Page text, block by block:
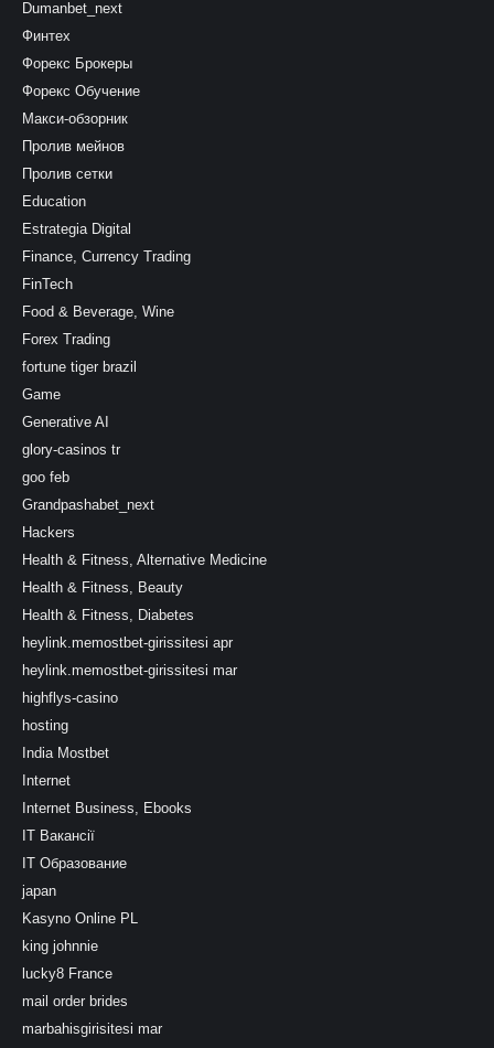
Dumanbet_next
Финтех
Форекс Брокеры
Форекс Обучение
Макси-обзорник
Пролив мейнов
Пролив сетки
Education
Estrategia Digital
Finance, Currency Trading
FinTech
Food & Beverage, Wine
Forex Trading
fortune tiger brazil
Game
Generative AI
glory-casinos tr
goo feb
Grandpashabet_next
Hackers
Health & Fitness, Alternative Medicine
Health & Fitness, Beauty
Health & Fitness, Diabetes
heylink.memostbet-girissitesi apr
heylink.memostbet-girissitesi mar
highflys-casino
hosting
India Mostbet
Internet
Internet Business, Ebooks
IT Вакансії
IT Образование
japan
Kasyno Online PL
king johnnie
lucky8 France
mail order brides
marbahisgirisitesi mar